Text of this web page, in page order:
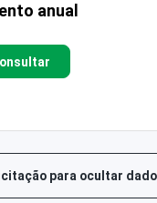
anual
para ocultar